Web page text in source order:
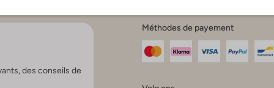
des conseils de
Méthodes de payement